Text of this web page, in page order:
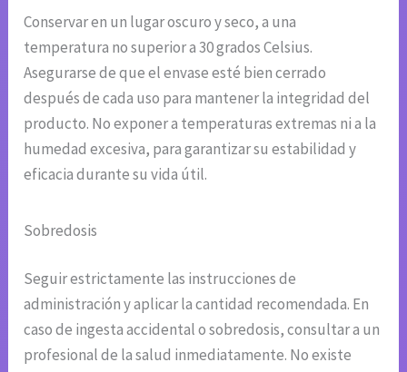
Conservar en un lugar oscuro y seco, a una
temperatura no superior a 30 grados Celsius.
Asegurarse de que el envase esté bien cerrado
después de cada uso para mantener la integridad del
producto. No exponer a temperaturas extremas ni a la
humedad excesiva, para garantizar su estabilidad y
eficacia durante su vida útil.
Sobredosis
Seguir estrictamente las instrucciones de
administración y aplicar la cantidad recomendada. En
caso de ingesta accidental o sobredosis, consultar a un
profesional de la salud inmediatamente. No existe